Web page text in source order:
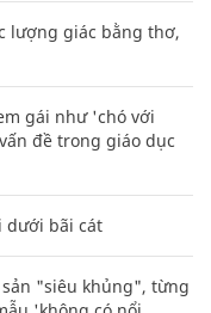
lượng giác bằng thơ,
gái như 'chó với
đề trong giáo dục
dưới bãi cát
"siêu khủng", từng